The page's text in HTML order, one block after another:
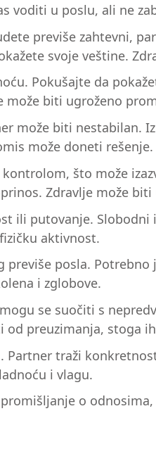
voditi u poslu, ali ne
previše zahtevni,
svoje veštine.
Pokušajte da
može biti ugroženo
može biti nestabilan.
može doneti
što može
Zdravlje može
ili putovanje.
aktivnost.
posla.
i zglobove.
se suočiti s
preuzimanja, stoga
Partner traži
i vlagu.
o